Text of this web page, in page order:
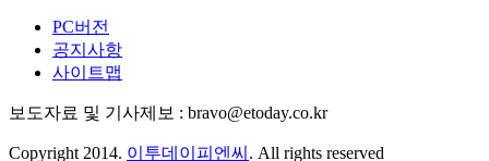
PC버전
공지사항
사이트맵
보도자료 및 기사제보 : bravo@etoday.co.kr
Copyright 2014. 이투데이피엔씨 . All rights reserved